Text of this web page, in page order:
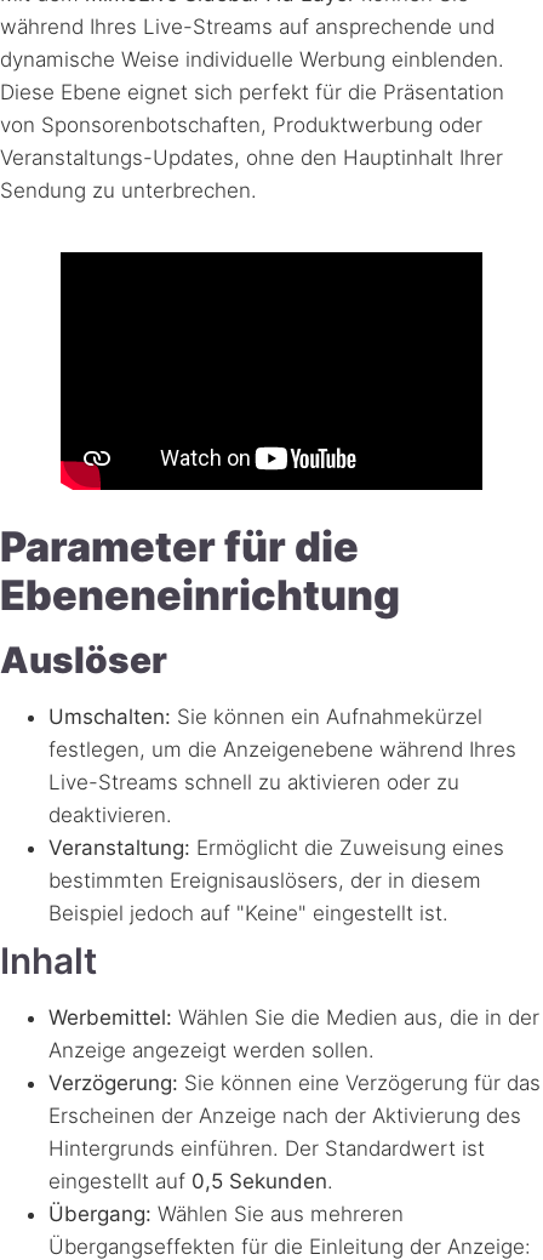
während Ihres Live-Streams auf ansprechende und
dynamische Weise individuelle Werbung einblenden.
Diese Ebene eignet sich perfekt für die Präsentation
von Sponsorenbotschaften, Produktwerbung oder
Veranstaltungs-Updates, ohne den Hauptinhalt Ihrer
Sendung zu unterbrechen.
Parameter für die
Ebeneneinrichtung
Auslöser
Umschalten: Sie können ein Aufnahmekürzel
festlegen, um die Anzeigenebene während Ihres
Live-Streams schnell zu aktivieren oder zu
deaktivieren.
Veranstaltung: Ermöglicht die Zuweisung eines
bestimmten Ereignisauslösers, der in diesem
Beispiel jedoch auf "Keine" eingestellt ist.
Inhalt
Werbemittel: Wählen Sie die Medien aus, die in der
Anzeige angezeigt werden sollen.
Verzögerung: Sie können eine Verzögerung für das
Erscheinen der Anzeige nach der Aktivierung des
Hintergrunds einführen. Der Standardwert ist
eingestellt auf 0,5 Sekunden.
Übergang: Wählen Sie aus mehreren
Übergangseffekten für die Einleitung der Anzeige: